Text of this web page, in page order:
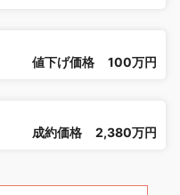
値下げ価格 100万円
成約価格 2,380万円